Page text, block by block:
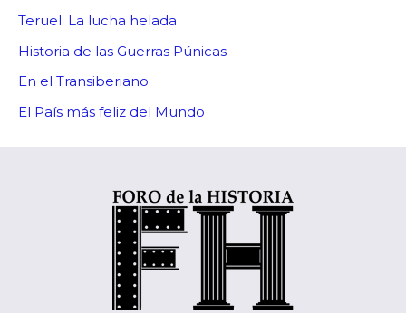
Teruel: La lucha helada
Historia de las Guerras Púnicas
En el Transiberiano
El País más feliz del Mundo